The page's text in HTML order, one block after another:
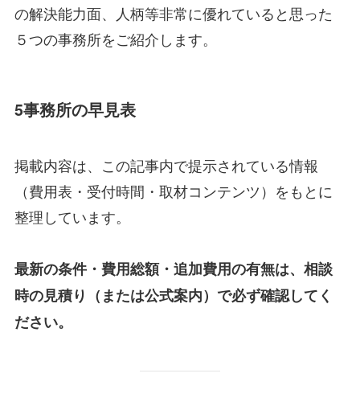
の解決能力面、人柄等非常に優れていると思った
５つの事務所をご紹介します。
5事務所の早見表
掲載内容は、この記事内で提示されている情報
（費用表・受付時間・取材コンテンツ）をもとに
整理しています。
最新の条件・費用総額・追加費用の有無は、相談
時の見積り（または公式案内）で必ず確認してく
ださい。